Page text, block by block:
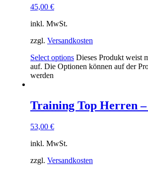
45,00 €
inkl. MwSt.
zzgl. Versandkosten
Select options Dieses Produkt weist
auf. Die Optionen können auf der
werden
Training Top Herren
53,00 €
inkl. MwSt.
zzgl. Versandkosten